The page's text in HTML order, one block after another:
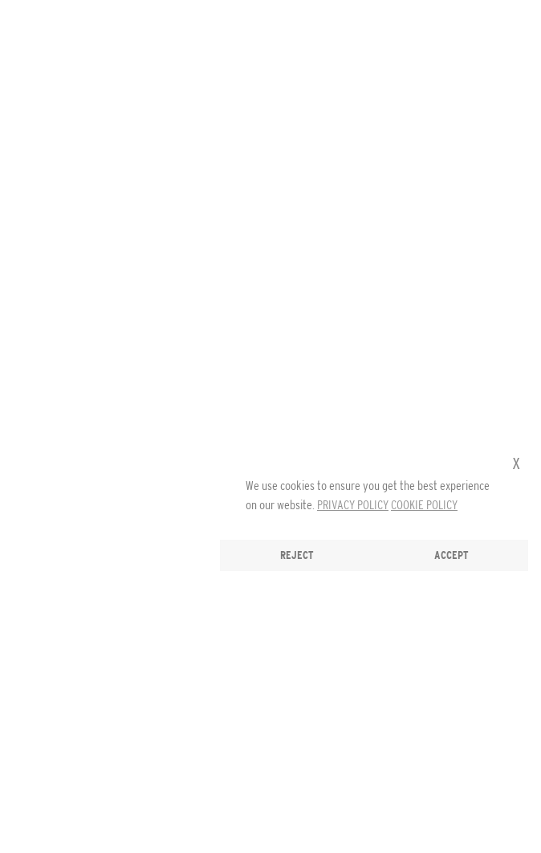
We use cookies to ensure you get the best experience
on our website. PRIVACY POLICY COOKIE POLICY
REJECT ACCEPT
x